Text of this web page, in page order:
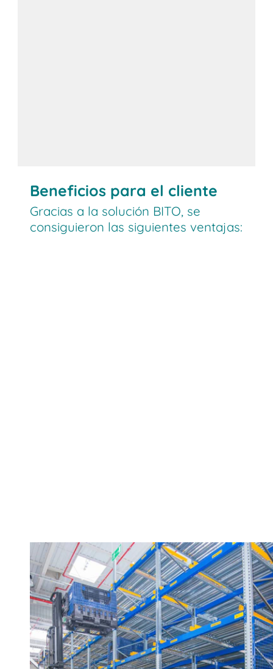
Beneficios para el cliente
Gracias a la solución BITO, se
consiguieron las siguientes ventajas: